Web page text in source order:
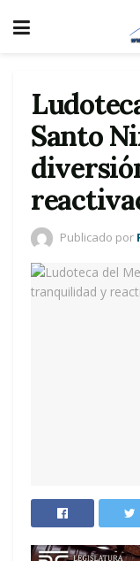
Santo
Publicado por